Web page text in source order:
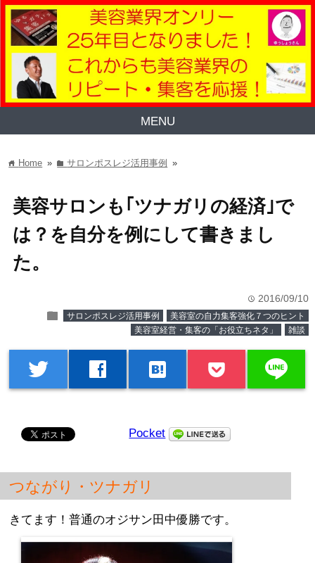
MENU
home Home » folderサロンポスレジ活用事例 »
美容サロンも｢ツナガリの経済｣で
は？を自分を例にして書きまし
た。
time 2016/09/10
folder サロンポスレジ活用事例
美容室の自力集客強化７つのヒント
美容室経営・集客の「お役立ちネタ」
雑談
twitter facebook hatenabookmark line
Pocket
つながり・ツナガリ
きてます！普通のオジサン田中優勝です。